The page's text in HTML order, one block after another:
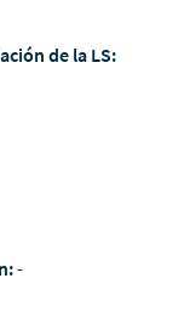
de la LS:
-